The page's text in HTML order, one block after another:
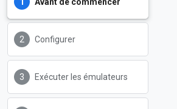
Configurer
Exécuter les émulateurs